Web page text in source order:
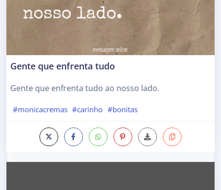
Gente que enfrenta tudo
Gente que enfrenta tudo ao nosso lado.
#monicacremas #carinho #bonitas